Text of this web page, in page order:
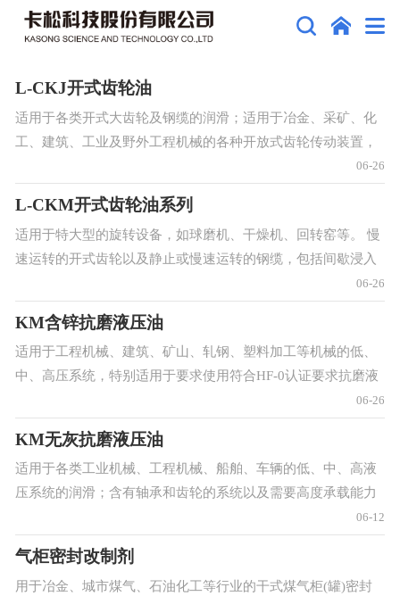
L-CKJ开式齿轮油
适用于各类开式大齿轮及钢缆的润滑；适用于冶金、采矿、化
工、建筑、工业及野外工程机械的各种开放式齿轮传动装置，
特别是各种粉碎机、提升机、挖掘机和起重吊车的大型传动齿
润滑。
06-26
L-CKM开式齿轮油系列
适用于特大型的旋转设备，如球磨机、干燥机、回转窑等。 慢
速运转的开式齿轮以及静止或慢速运转的钢缆，包括间歇浸入
到海水中的钢缆。 装有自动喷雾装置的工业开式齿轮传动装
置。
06-26
KM含锌抗磨液压油
适用于工程机械、建筑、矿山、轧钢、塑料加工等机械的低、
中、高压系统，特别适用于要求使用符合HF-0认证要求抗磨液
06-26
KM无灰抗磨液压油
适用于各类工业机械、工程机械、船舶、车辆的低、中、高液
压系统的润滑；含有轴承和齿轮的系统以及需要高度承载能力
06-12
气柜密封改制剂
用于冶金、城市煤气、石油化工等行业的干式煤气柜(罐)密封